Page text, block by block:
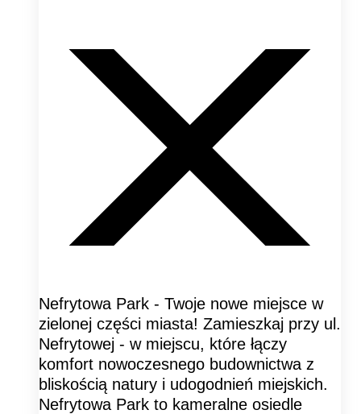
Nefrytowa Park - Twoje nowe miejsce w
zielonej części miasta! Zamieszkaj przy ul.
Nefrytowej - w miejscu, które łączy
komfort nowoczesnego budownictwa z
bliskością natury i udogodnień miejskich.
Nefrytowa Park to kameralne osiedle